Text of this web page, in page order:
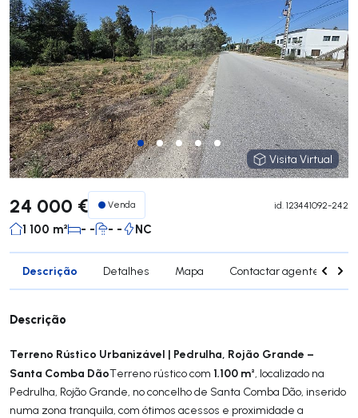
Visita Virtual
Visita Virtual
24 000 € Venda id. 123441092-242
1 100 m² - - - - NC
Descrição Detalhes Mapa Contactar agente
Descrição
Terreno Rústico Urbanizável | Pedrulha, Rojão Grande –
Santa Comba DãoTerreno rústico com 1.100 m², localizado na
Pedrulha, Rojão Grande, no concelho de Santa Comba Dão, inserido
numa zona tranquila, com ótimos acessos e proximidade a